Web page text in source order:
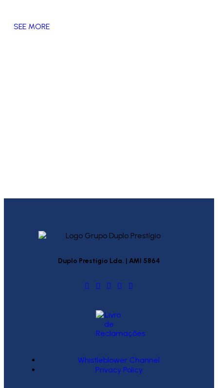
SEE MORE
Duplo Prestígio Lda. | AMI 5864
Whistleblower Channel
Privacy Policy